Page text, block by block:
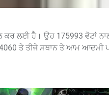
ਕਰ ਲਈ ਹੈ। ਉਹ 175993 ਵੋਟਾਂ
ਤੇ ਤੀਜੇ ਸਥਾਨ ਤੇ ਆਮ ਆਦਮੀ